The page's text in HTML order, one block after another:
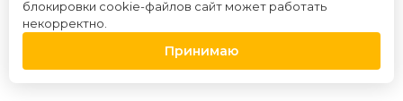
способ получения
заказа:
блокировки cookie-файлов сайт может работать
некорректно.
Принимаю